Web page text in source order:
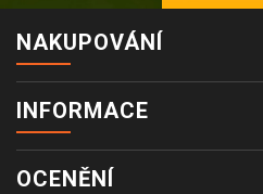
NAKUPOVÁNÍ
INFORMACE
OCENĚNÍ